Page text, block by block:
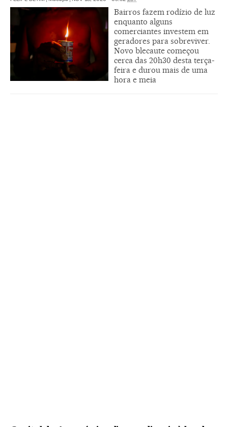
Bairros fazem rodízio de luz
enquanto alguns
comerciantes investem em
geradores para sobreviver.
Novo blecaute começou
cerca das 20h30 desta terça-
feira e durou mais de uma
hora e meia